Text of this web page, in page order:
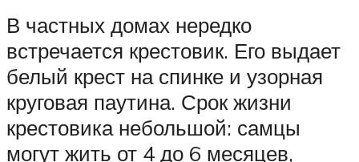
В частных домах нередко
встречается крестовик. Его выдает
белый крест на спинке и узорная
круговая паутина. Срок жизни
крестовика небольшой: самцы
могут жить от 4 до 6 месяцев,